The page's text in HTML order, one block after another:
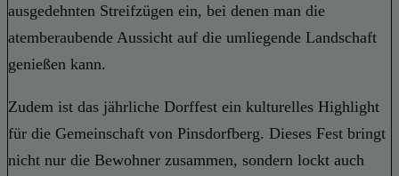
ausgedehnten Streifzügen ein, bei denen man die
atemberaubende Aussicht auf die umliegende Landschaft
genießen kann.
Zudem ist das jährliche Dorffest ein kulturelles Highlight
für die Gemeinschaft von Pinsdorfberg. Dieses Fest bringt
nicht nur die Bewohner zusammen, sondern lockt auch